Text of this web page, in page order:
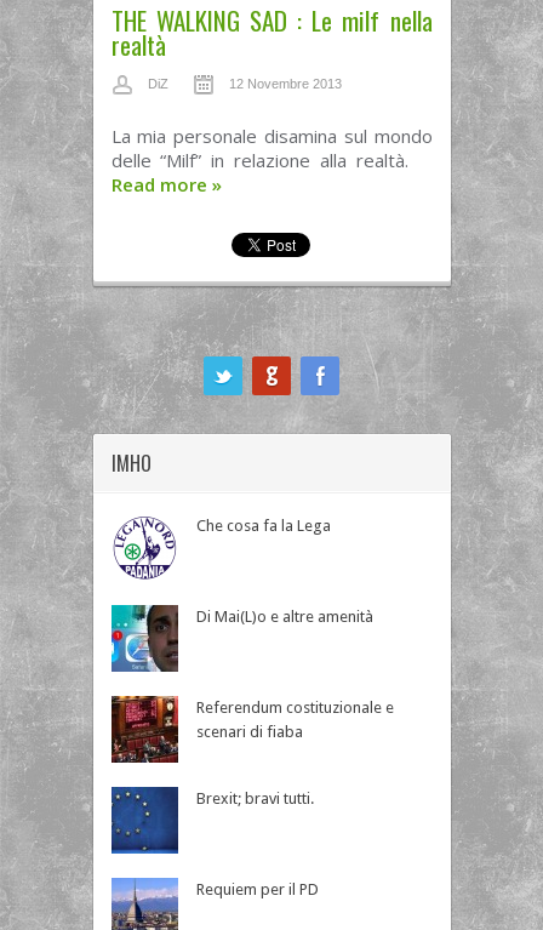
THE WALKING SAD : Le milf nella
realtà
DiZ 12 Novembre 2013
La mia personale disamina sul mondo
delle “Milf” in relazione alla realtà.
Read more »
IMHO
Che cosa fa la Lega
Di Mai(L)o e altre amenità
Referendum costituzionale e
scenari di fiaba
Brexit; bravi tutti.
Requiem per il PD